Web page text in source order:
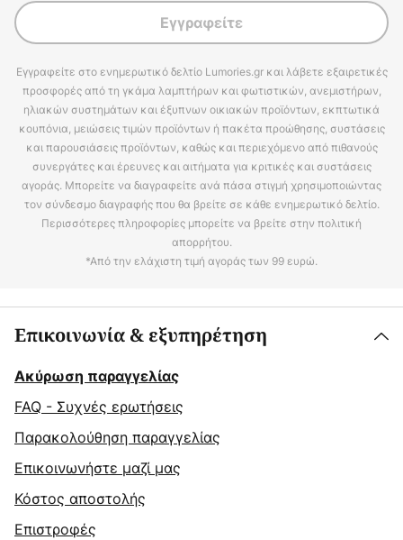
Εγγραφείτε
Εγγραφείτε στο ενημερωτικό δελτίο Lumories.gr και λάβετε εξαιρετικές
προσφορές από τη γκάμα λαμπτήρων και φωτιστικών, ανεμιστήρων,
ηλιακών συστημάτων και έξυπνων οικιακών προϊόντων, εκπτωτικά
κουπόνια, μειώσεις τιμών προϊόντων ή πακέτα προώθησης, συστάσεις
και παρουσιάσεις προϊόντων, καθώς και περιεχόμενο από πιθανούς
συνεργάτες και έρευνες και αιτήματα για κριτικές και συστάσεις
αγοράς. Μπορείτε να διαγραφείτε ανά πάσα στιγμή χρησιμοποιώντας
τον σύνδεσμο διαγραφής που θα βρείτε σε κάθε ενημερωτικό δελτίο.
Περισσότερες πληροφορίες μπορείτε να βρείτε στην πολιτική
απορρήτου.
*Από την ελάχιστη τιμή αγοράς των 99 ευρώ.
Επικοινωνία & εξυπηρέτηση
Ακύρωση παραγγελίας
FAQ - Συχνές ερωτήσεις
Παρακολούθηση παραγγελίας
Επικοινωνήστε μαζί μας
Κόστος αποστολής
Επιστροφές